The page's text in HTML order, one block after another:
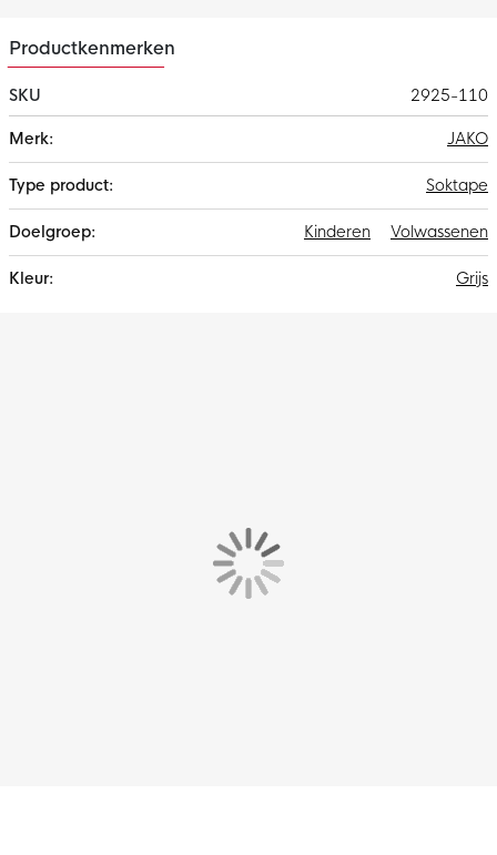
Productkenmerken
SKU
2925-110
informatie
JAKO
Soktape
Volwassenen
Kinderen
Grijs